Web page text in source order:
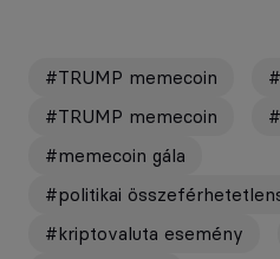
#TRUMP memecoin
#TRUMP memecoin
#memecoin gála
#politikai
#kriptovaluta esemény